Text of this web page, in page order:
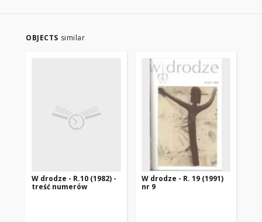
OBJECTS similar
W drodze - R.10 (1982) -
treść numerów
W drodze - R. 19 (1991)
nr 9